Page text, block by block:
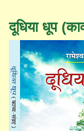
दूधिया धूप